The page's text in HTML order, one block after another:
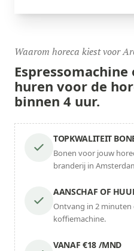
Waarom horeca kiest voor
huren voor de
binnen 4 uur.
TOPKWALITEIT
Bonen voor jouw
branderij in
AANSCHAF OF
Ontvang in 2
koffiemachine.
VANAF €18 /MND